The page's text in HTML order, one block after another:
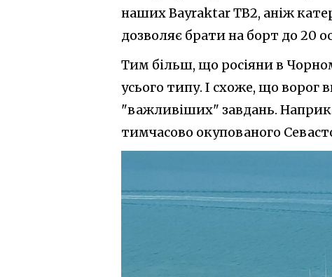
наших Bayraktar TB2, аніж
дозволяє брати на борт до 20
Тим більш, що росіяни в
усього типу. І схоже, що
"важливіших" завдань.
тимчасово окупованого